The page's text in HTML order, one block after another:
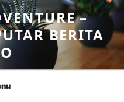
–
BERITA